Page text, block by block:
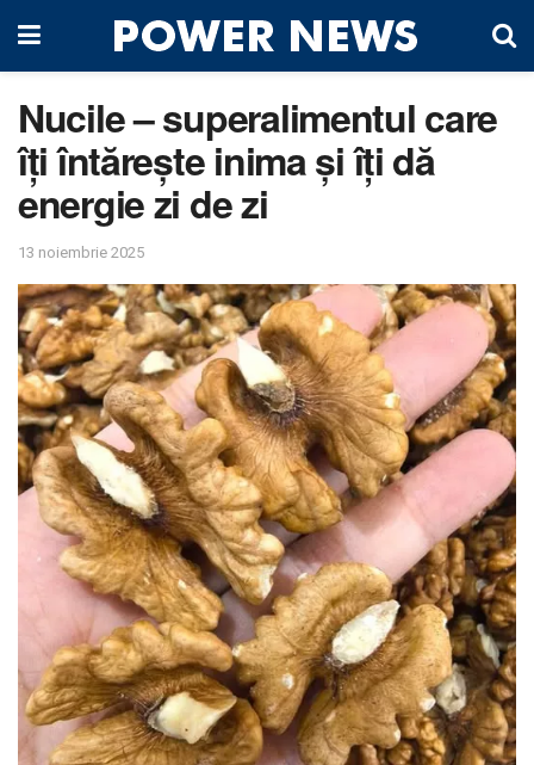
Nucile – superalimentul care
îți întărește inima și îți dă
energie zi de zi
13 noiembrie 2025